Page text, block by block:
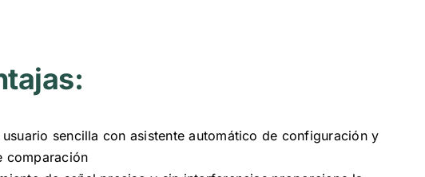
sencilla con asistente automático de configuración y
comparación